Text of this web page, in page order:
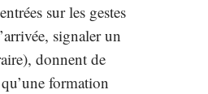
sur les gestes
signaler un
donnent de
formation